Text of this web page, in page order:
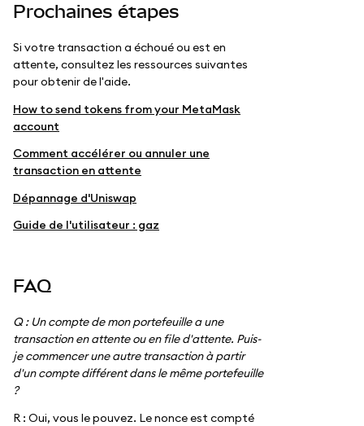
Prochaines étapes
Si votre transaction a échoué ou est en
attente, consultez les ressources suivantes
pour obtenir de l'aide.
How to send tokens from your MetaMask
account
Comment accélérer ou annuler une
transaction en attente
Dépannage d'Uniswap
Guide de l'utilisateur : gaz
FAQ
Q : Un compte de mon portefeuille a une
transaction en attente ou en file d'attente. Puis-
je commencer une autre transaction à partir
d'un compte différent dans le même portefeuille
?
R : Oui, vous le pouvez. Le nonce est compté